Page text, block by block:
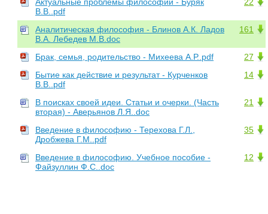
В.В..pdf
161
Аналитическая философия - Блинов А.К. Ладов
В.А. Лебедев М.В.doc
27
Брак, семья, родительство - Михеева А.Р..pdf
14
Бытие как действие и результат - Курченков
В.В..pdf
21
В поисках своей идеи. Статьи и очерки. (Часть
вторая) - Аверьянов Л.Я..doc
35
Введение в философию - Терехова Г.Л.,
Дробжева Г.М..pdf
12
Введение в философию. Учебное пособие -
Файзуллин Ф.C..doc